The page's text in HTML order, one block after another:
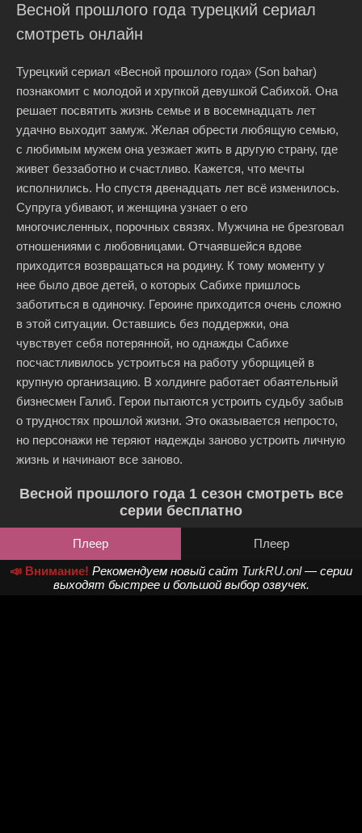
Весной прошлого года турецкий сериал
смотреть онлайн
Турецкий сериал «Весной прошлого года» (Son bahar)
познакомит с молодой и хрупкой девушкой Сабихой. Она
решает посвятить жизнь семье и в восемнадцать лет
удачно выходит замуж. Желая обрести любящую семью,
с любимым мужем она уезжает жить в другую страну, где
живет беззаботно и счастливо. Кажется, что мечты
исполнились. Но спустя двенадцать лет всё изменилось.
Супруга убивают, и женщина узнает о его
многочисленных, порочных связях. Мужчина не брезговал
отношениями с любовницами. Отчаявшейся вдове
приходится возвращаться на родину. К тому моменту у
нее было двое детей, о которых Сабихе пришлось
заботиться в одиночку. Героине приходится очень сложно
в этой ситуации. Оставшись без поддержки, она
чувствует себя потерянной, но однажды Сабихе
посчастливилось устроиться на работу уборщицей в
крупную организацию. В холдинге работает обаятельный
бизнесмен Галиб. Герои пытаются устроить судьбу забыв
о трудностях прошлой жизни. Это оказывается непросто,
но персонажи не теряют надежды заново устроить личную
жизнь и начинают все заново.
Весной прошлого года 1 сезон смотреть все
серии бесплатно
Плеер
Плеер
📣 Внимание! Рекомендуем новый сайт TurkRU.onl— серии
выходят быстрее и большой выбор озвучек.